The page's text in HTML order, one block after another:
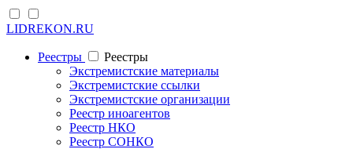
LIDREKON.RU
Реестры
Реестры
Экстремистские материалы
Экстремистские ссылки
Экстремистские организации
Реестр иноагентов
Реестр НКО
Реестр СОНКО